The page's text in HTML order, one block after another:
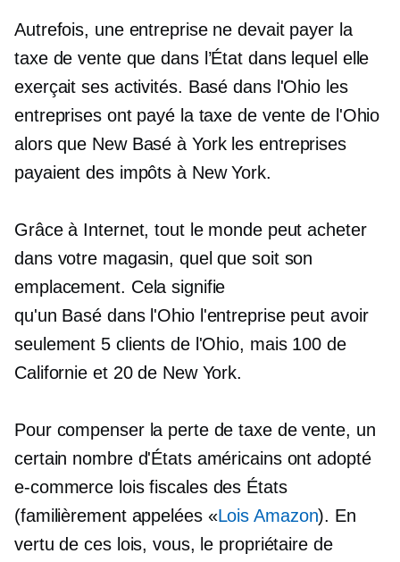
Autrefois, une entreprise ne devait payer la
taxe de vente que dans l’État dans lequel elle
exerçait ses activités. Basé dans l'Ohio les
entreprises ont payé la taxe de vente de l'Ohio
alors que New Basé à Yorkles entreprises
payaient des impôts à New York.
Grâce à Internet, tout le monde peut acheter
dans votre magasin, quel que soit son
emplacement. Cela signifie
qu'un Basé dans l'Ohiol'entreprise peut avoir
seulement 5 clients de l'Ohio, mais 100 de
Californie et 20 de New York.
Pour compenser la perte de taxe de vente, un
certain nombre d'États américains ont adopté
e-commerce lois fiscales des États
(familièrement appelées «Lois Amazon). En
vertu de ces lois, vous, le propriétaire de